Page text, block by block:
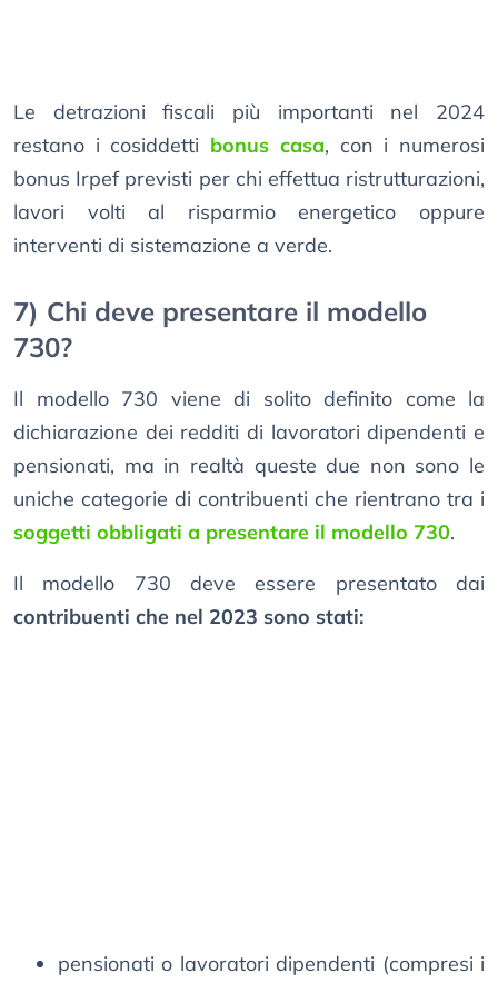
Le detrazioni fiscali più importanti nel 2024
restano i cosiddetti bonus casa, con i numerosi
bonus Irpef previsti per chi effettua ristrutturazioni,
lavori volti al risparmio energetico oppure
interventi di sistemazione a verde.
7) Chi deve presentare il modello
730?
Il modello 730 viene di solito definito come la
dichiarazione dei redditi di lavoratori dipendenti e
pensionati, ma in realtà queste due non sono le
uniche categorie di contribuenti che rientrano tra i
soggetti obbligati a presentare il modello 730.
Il modello 730 deve essere presentato dai
contribuenti che nel 2023 sono stati:
pensionati o lavoratori dipendenti (compresi i